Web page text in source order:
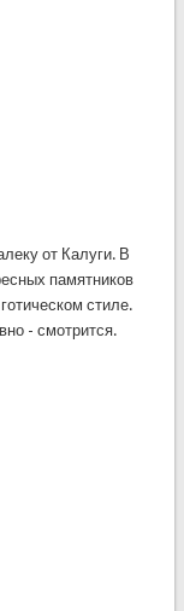
от Калуги. В
памятников
стиле.
- смотрится.